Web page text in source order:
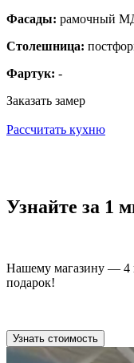
Фасады: рамочный
Столешница:
Фартук: -
Заказать замер
Рассчитать кухню
Узнайте за 1
Нашему магазину — 4
подарок!
Узнать стоимость